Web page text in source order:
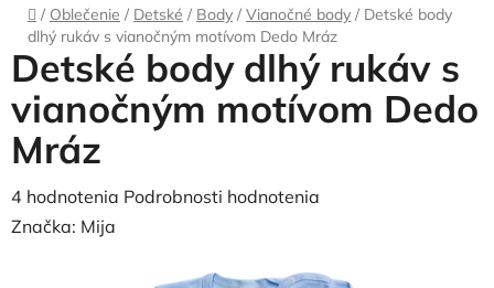
Domov
/ Oblečenie / Detské / Body / Vianočné body / Detské body
dlhý rukáv s vianočným motívom Dedo Mráz
Detské body dlhý rukáv s
vianočným motívom Dedo
Mráz
Priemerné
hodnotenie
4 hodnotenia Podrobnosti hodnotenia
Značka: Mija